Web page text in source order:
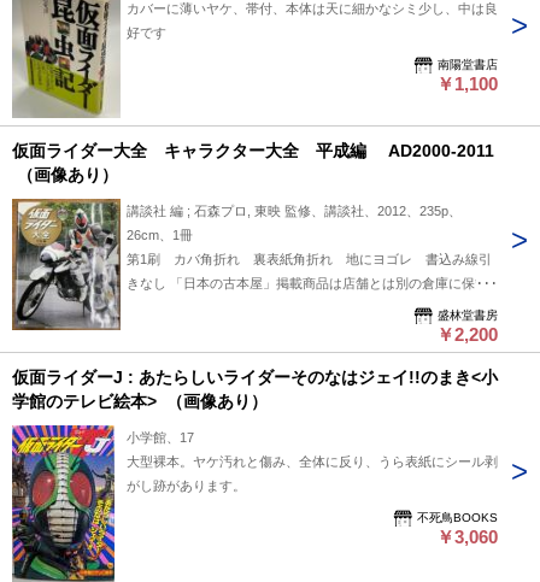
カバーに薄いヤケ、帯付、本体は天に細かなシミ少し、中は良
好です
南陽堂書店
￥1,100
仮面ライダー大全 キャラクター大全 平成編 AD2000-2011
（画像あり）
講談社 編 ; 石森プロ, 東映 監修、講談社、2012、235p、
26cm、1冊
第1刷 カバ角折れ 裏表紙角折れ 地にヨゴレ 書込み線引
きなし 「日本の古本屋」掲載商品は店舗とは別の倉庫に保管
しております。 来店し直接御覧になりたい方は事前にご連絡
ください。 事前連絡なく来店されてもご覧頂くことが出来ま
せん。予めご了承ください。
盛林堂書房
￥2,200
仮面ライダーJ : あたらしいライダーそのなはジェイ!!のまき<小
学館のテレビ絵本> （画像あり）
小学館、17
大型裸本。ヤケ汚れと傷み、全体に反り、うら表紙にシール剥
がし跡があります。
不死鳥BOOKS
￥3,060